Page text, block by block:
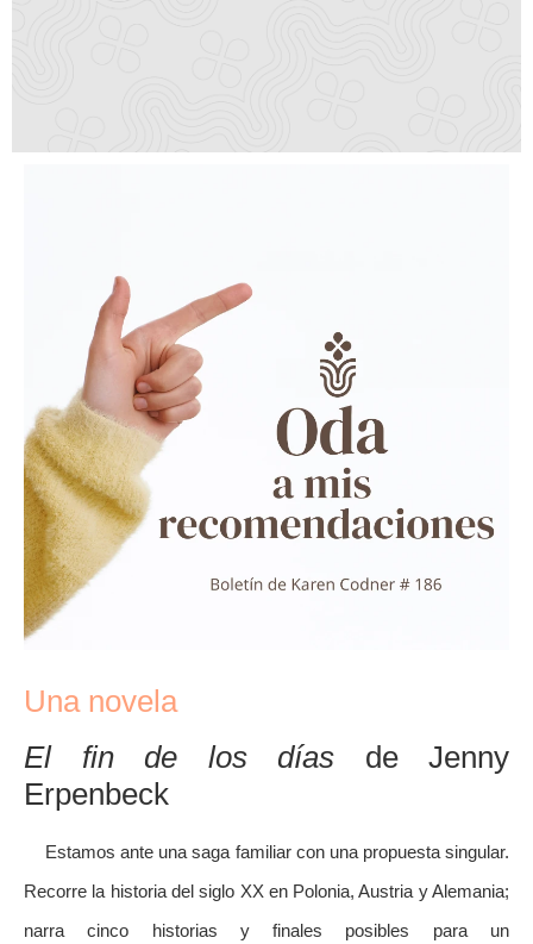
Una novela
El fin de los días de Jenny
Erpenbeck
Estamos ante una saga familiar con una propuesta singular.
Recorre la historia del siglo XX en Polonia, Austria y Alemania;
narra cinco historias y finales posibles para un